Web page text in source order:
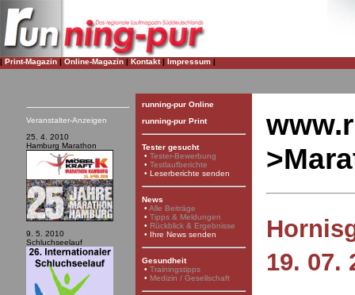
| Print-Magazin | Online-Magazin | Kontakt| Impressum |
Veranstalter-Anzeigen
25. 4. 2010
Hamburg Marathon
9. 5. 2010
Schluchseelauf
running-pur Online
running-pur Print
Tester gesucht
• Tester-Bewerbung
• Testlaufberichte
• Leserberichte senden
News
• Alle Beiträge
• Tipps & Meldungen
• Rückblick & Ergebnisse
• Ihre News senden
Gesundheit
• Trainingstipps
• Medizin / Gesellschaft
19. 07.